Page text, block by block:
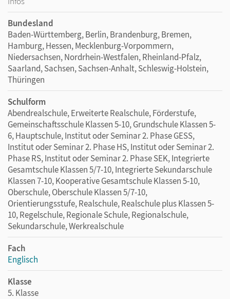
Bundesland
Baden-Württemberg, Berlin, Brandenburg, Bremen,
Hamburg, Hessen, Mecklenburg-Vorpommern,
Niedersachsen, Nordrhein-Westfalen, Rheinland-Pfalz,
Saarland, Sachsen, Sachsen-Anhalt, Schleswig-Holstein,
Thüringen
Schulform
Abendrealschule, Erweiterte Realschule, Förderstufe,
Gemeinschaftsschule Klassen 5-10, Grundschule Klassen 5-
6, Hauptschule, Institut oder Seminar 2. Phase GESS,
Institut oder Seminar 2. Phase HS, Institut oder Seminar 2.
Phase RS, Institut oder Seminar 2. Phase SEK, Integrierte
Gesamtschule Klassen 5/7-10, Integrierte Sekundarschule
Klassen 7-10, Kooperative Gesamtschule Klassen 5-10,
Oberschule, Oberschule Klassen 5/7-10,
Orientierungsstufe, Realschule, Realschule plus Klassen 5-
10, Regelschule, Regionale Schule, Regionalschule,
Sekundarschule, Werkrealschule
Fach
Englisch
Klasse
5. Klasse